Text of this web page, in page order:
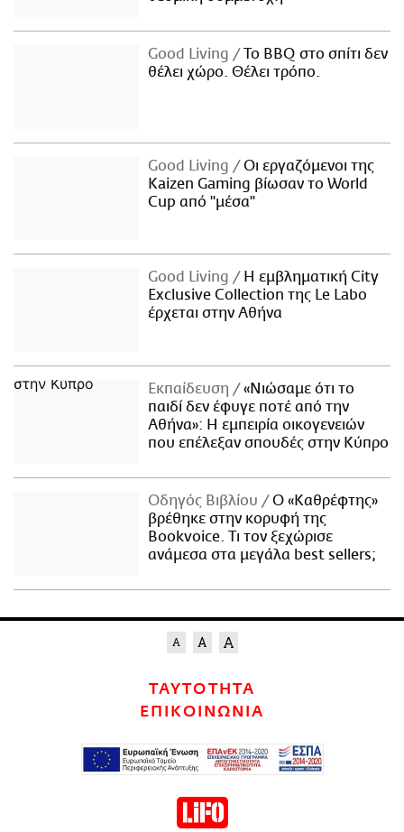
Good Living
Το BBQ στο σπίτι δεν
θέλει χώρο. Θέλει τρόπο.
Good Living
Οι εργαζόμενοι της
Kaizen Gaming βίωσαν το World
Cup από "μέσα"
Good Living
Η εμβληματική City
Exclusive Collection της Le Labo
έρχεται στην Αθήνα
Εκπαίδευση
«Νιώσαμε ότι το
παιδί δεν έφυγε ποτέ από την
Αθήνα»: Η εμπειρία οικογενειών
που επέλεξαν σπουδές στην Κύπρο
Οδηγός Βιβλίου
Ο «Καθρέφτης»
βρέθηκε στην κορυφή της
Bookvoice. Τι τον ξεχώρισε
ανάμεσα στα μεγάλα best sellers;
ΤΑΥΤΟΤΗΤΑ
ΕΠΙΚΟΙΝΩΝΙΑ